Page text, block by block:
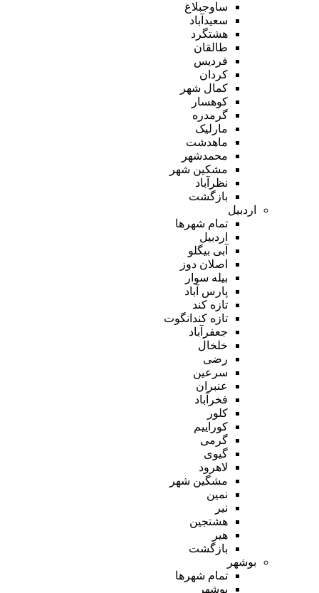
ساوجبلاغ
سعیدآباد
هشتگرد
طالقان
فردیس
کردان
کمال شهر
کوهسار
گرمدره
مارلیک
ماهدشت
محمدشهر
مشکین شهر
نظرآباد
بازگشت
اردبیل
تمام شهر‌ها
اردبیل
آبی بیگلو
اصلان دوز
بیله سوار
پارس آباد
تازه کند
تازه کندانگوت
جعفرآباد
خلخال
رضی
سرعین
عنبران
فخرآباد
کلور
کوراییم
گرمی
گیوی
لاهرود
مشگین شهر
نمین
نیر
هشتجین
هیر
بازگشت
بوشهر
تمام شهر‌ها
بوشهر